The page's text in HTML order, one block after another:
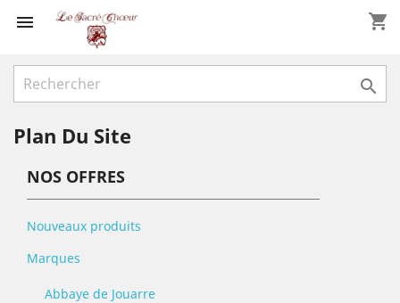
 shopping_cart

Plan Du Site
NOS OFFRES
Nouveaux produits
Marques
Abbaye de Jouarre